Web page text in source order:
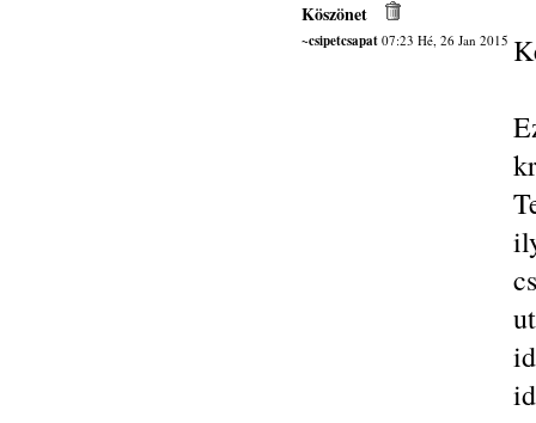
Köszönet
~csipetcsapat07:23 Hé, 26 Jan 2015